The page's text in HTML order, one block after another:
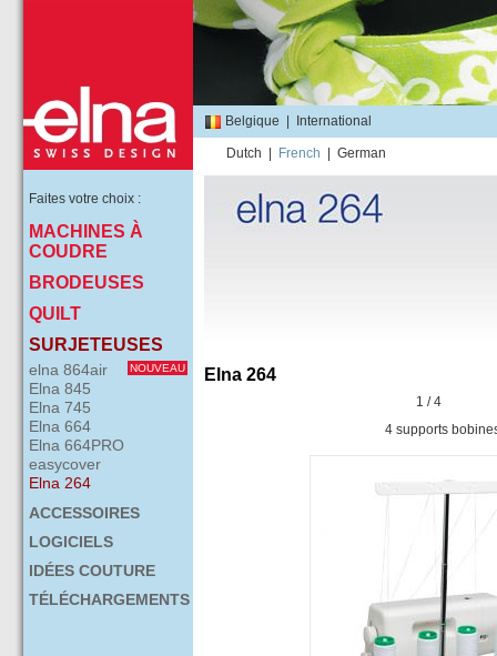
Belgique International
Dutch French German
Faites votre choix :
MACHINES À
COUDRE
BRODEUSES
QUILT
SURJETEUSES
NOUVEAU
elna 864air
Elna 845
Elna 745
Elna 664
Elna 664PRO
easycover
Elna 264
ACCESSOIRES
LOGICIELS
IDÉES COUTURE
TÉLÉCHARGEMENTS
Elna 264
1 / 4
4 supports